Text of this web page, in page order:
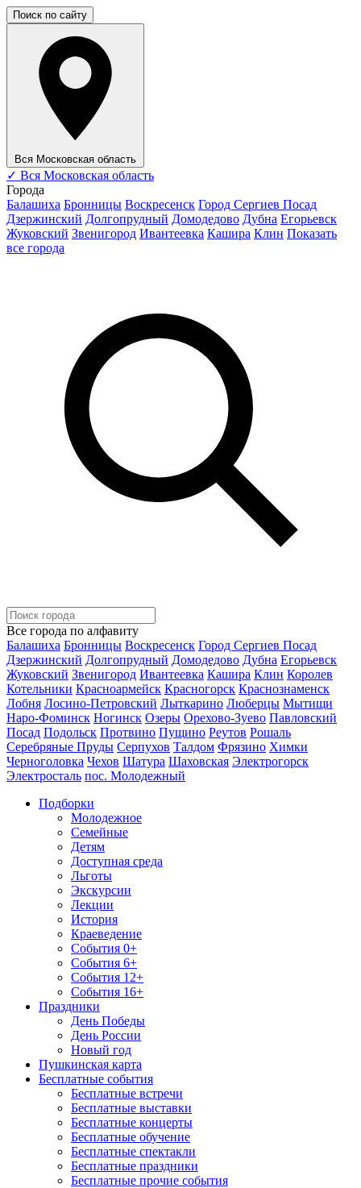
Поиск по сайту
Вся Московская область
✓ Вся Московская область
Города
Балашиха Бронницы Воскресенск Город Сергиев Посад
Дзержинский Долгопрудный Домодедово Дубна Егорьевск
Жуковский Звенигород Ивантеевка Кашира Клин Показать
все города
Все города по алфавиту
Балашиха Бронницы Воскресенск Город Сергиев Посад
Дзержинский Долгопрудный Домодедово Дубна Егорьевск
Жуковский Звенигород Ивантеевка Кашира Клин Королев
Котельники Красноармейск Красногорск Краснознаменск
Лобня Лосино-Петровский Лыткарино Люберцы Мытищи
Наро-Фоминск Ногинск Озеры Орехово-Зуево Павловский
Посад Подольск Протвино Пущино Реутов Рошаль
Серебряные Пруды Серпухов Талдом Фрязино Химки
Черноголовка Чехов Шатура Шаховская Электрогорск
Электросталь пос. Молодежный
Подборки
Молодежное
Семейные
Детям
Доступная среда
Льготы
Экскурсии
Лекции
История
Краеведение
События 0+
События 6+
События 12+
События 16+
Праздники
День Победы
День России
Новый год
Пушкинская карта
Бесплатные события
Бесплатные встречи
Бесплатные выставки
Бесплатные концерты
Бесплатные обучение
Бесплатные спектакли
Бесплатные праздники
Бесплатные прочие события